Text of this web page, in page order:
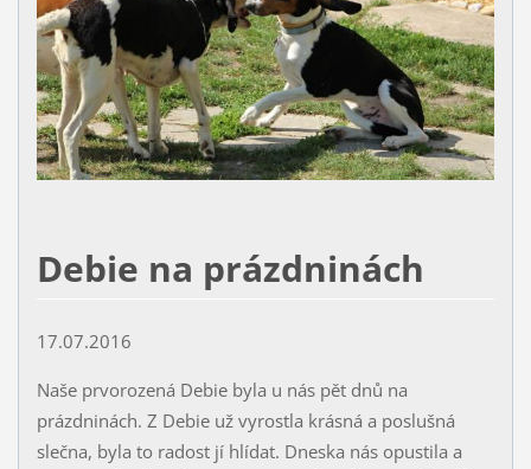
Debie na prázdninách
17.07.2016
Naše prvorozená Debie byla u nás pět dnů na
prázdninách. Z Debie už vyrostla krásná a poslušná
slečna, byla to radost jí hlídat. Dneska nás opustila a